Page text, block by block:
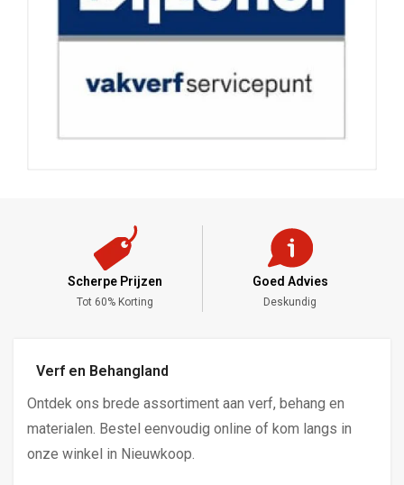
Scherpe Prijzen
Tot 60% Korting
Goed Advies
Deskundig
Verf en Behangland
Ontdek ons brede assortiment aan verf, behang en
materialen. Bestel eenvoudig online of kom langs in
onze winkel in Nieuwkoop.